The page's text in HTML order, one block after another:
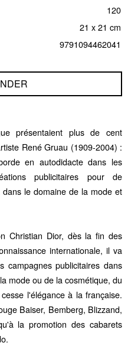
120
21 x 21 cm
9791094462041
présentaient plus de cent
René Gruau (1909-2004) :
en autodidacte dans les
publicitaires pour de
le domaine de la mode et
Christian Dior, dès la fin des
internationale, il va
campagnes publicitaires dans
mode ou de la cosmétique, du
l'élégance à la française.
Baiser, Bemberg, Blizzand,
la promotion des cabarets